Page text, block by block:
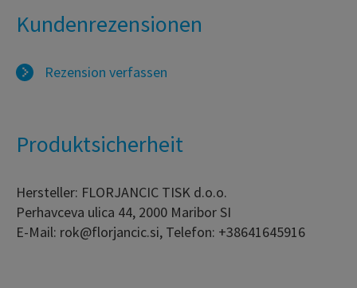
Kundenrezensionen
Rezension verfassen
Produktsicherheit
Hersteller: FLORJANCIC TISK d.o.o.
Perhavceva ulica 44, 2000 Maribor SI
E-Mail: rok@florjancic.si, Telefon: +38641645916